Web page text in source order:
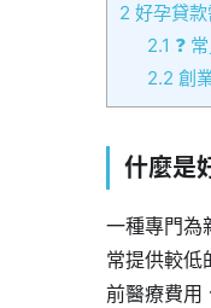
2 好孕貸
2.1 ❓
2.2 創
什麼是
一種專門為
常提供較低
前醫療費用